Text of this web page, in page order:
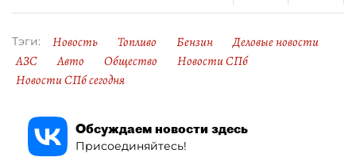
Тэги: Новость Топливо Бензин
Деловые новости
АЗС
Авто Общество
Новости СПб
Новости СПб сегодня
Обсуждаем новости здесь
Присоединяйтесь!